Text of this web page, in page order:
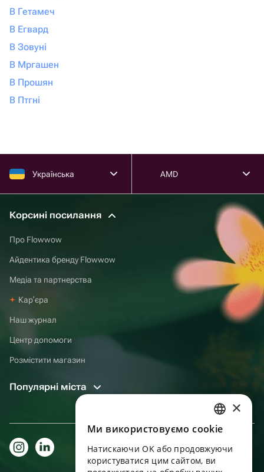
В Гетамеч
В Егвард
В Зовуні
В Мргашен
В Прошян
В Птгні
Українська AMD
Корсині посилання
Про Flowwow
Айдентика бренду Flowwow
Медіа та партнерства
Карʼєра
Наш журнал
Центр допомоги
Розмістити магазин
Популярні міста
RUSSIAN
ENGLISH
×
Ми використовуємо cookie
Натискаючи OK або продовжуючи
користуватися цим сайтом, ви